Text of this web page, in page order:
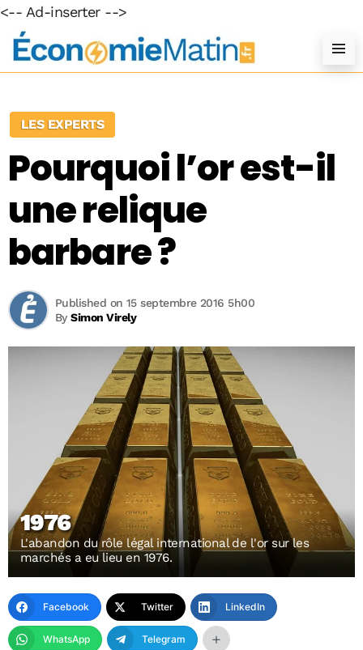
<-- Ad-inserter -->
LES EXPERTS
Pourquoi l’or est-il
une relique
barbare ?
BySimon Virely
Published on 15 septembre 2016 5h00
1976
L'abandon du rôle légal international de l'or sur les
marchés a eu lieu en 1976.
Facebook Twitter LinkedIn
WhatsApp Telegram